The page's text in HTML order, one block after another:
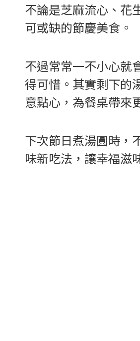
不論是芝麻流心、花
可或缺的節慶美食。
不過常常一不小心就
得可惜。其實剩下的
意點心，為餐桌帶來
下次節日煮湯圓時，
味新吃法，讓幸福滋